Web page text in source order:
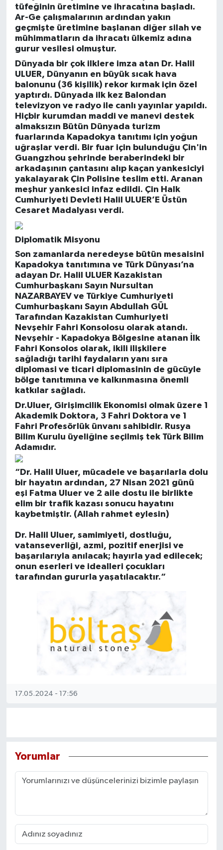
tüfeğinin üretimine ve ihracatına başladı.
Ar-Ge çalışmalarının ardından yakın
geçmişte üretimine başlanan diğer silah ve
mühimmatların da ihracatı ülkemiz adına
gurur vesilesi olmuştur.
Dünyada bir çok ilklere imza atan Dr. Halil
ULUER, Dünyanın en büyük sıcak hava
balonunu (36 kişilik) rekor kırmak için özel
yaptırdı. Dünyada ilk kez Balondan
televizyon ve radyo ile canlı yayınlar yapıldı.
Hiçbir kurumdan maddi ve manevi destek
almaksızın Bütün Dünyada turizm
fuarlarında Kapadokya tanıtımı için yoğun
uğraşlar verdi. Bir fuar için bulunduğu Çin'in
Guangzhou şehrinde beraberindeki bir
arkadaşının çantasını alıp kaçan yankesiciyi
yakalayarak Çin Polisine teslim etti. Aranan
meşhur yankesici infaz edildi. Çin Halk
Cumhuriyeti Devleti Halil ULUER’E Üstün
Cesaret Madalyası verdi.
Diplomatik Misyonu
Son zamanlarda neredeyse bütün mesaisini
Kapadokya tanıtımına ve Türk Dünyası’na
adayan Dr. Halil ULUER Kazakistan
Cumhurbaşkanı Sayın Nursultan
NAZARBAYEV ve Türkiye Cumhuriyeti
Cumhurbaşkanı Sayın Abdullah GÜL
Tarafından Kazakistan Cumhuriyeti
Nevşehir Fahri Konsolosu olarak atandı.
Nevşehir - Kapadokya Bölgesine atanan İlk
Fahri Konsolos olarak, ikili ilişkilere
sağladığı tarihi faydaların yanı sıra
diplomasi ve ticari diplomasinin de gücüyle
bölge tanıtımına ve kalkınmasına önemli
katkılar sağladı.
Dr.Uluer, Girişimcilik Ekonomisi olmak üzere 1
Akademik Doktora, 3 Fahri Doktora ve 1
Fahri Profesörlük ünvanı sahibidir. Rusya
Bilim Kurulu üyeliğine seçilmiş tek Türk Bilim
Adamıdır.
“Dr. Halil Uluer, mücadele ve başarılarla dolu
bir hayatın ardından, 27 Nisan 2021 günü
eşi Fatma Uluer ve 2 aile dostu ile birlikte
elim bir trafik kazası sonucu hayatını
kaybetmiştir. (Allah rahmet eylesin)
Dr. Halil Uluer, samimiyeti, dostluğu,
vatanseverliği, azmi, pozitif enerjisi ve
başarılarıyla anılacak; hayırla yad edilecek;
onun eserleri ve idealleri çocukları
tarafından gururla yaşatılacaktır.“
17.05.2024 - 17:56
Yorumlar